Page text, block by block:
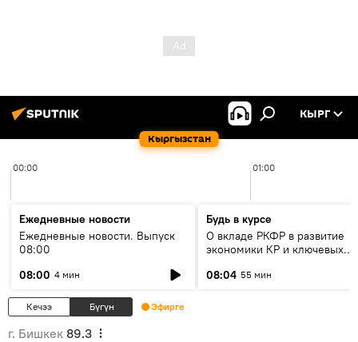
Кыргызстан
КЫРГ
00:00 01:00
Ежедневные новости
Ежедневные новости. Выпуск
08:00
08:00 4 мин
Будь в курсе
О вкладе РКФР в развитие
экономики КР и ключевых
08:04 55 мин
Кечээ Бүгүн Эфирге
г. Бишкек 89.3